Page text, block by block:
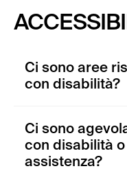
Ci sono aree
con disabilità?
Ci sono
con disabilità
assistenza?